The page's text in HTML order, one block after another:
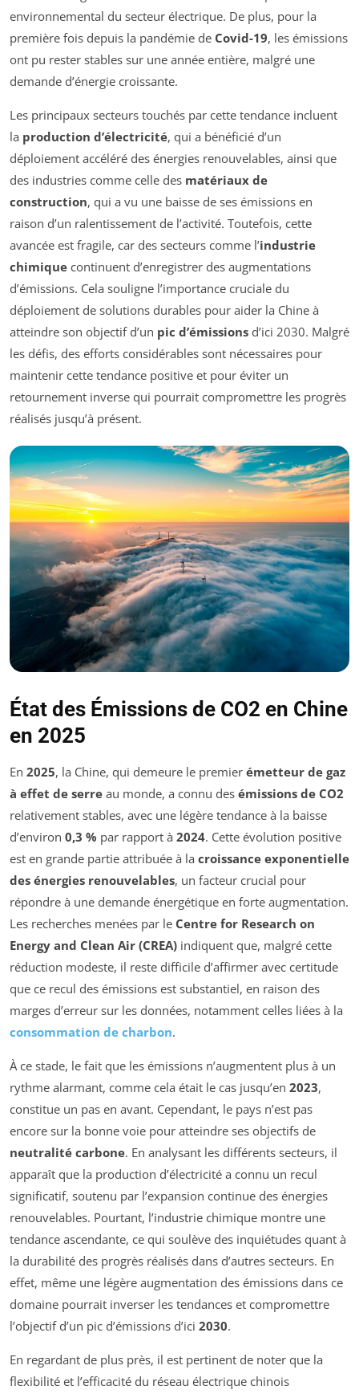
environnemental du secteur électrique. De plus, pour la
première fois depuis la pandémie de Covid-19, les émissions
ont pu rester stables sur une année entière, malgré une
demande d’énergie croissante.
Les principaux secteurs touchés par cette tendance incluent
la production d’électricité, qui a bénéficié d’un
déploiement accéléré des énergies renouvelables, ainsi que
des industries comme celle des matériaux de
construction, qui a vu une baisse de ses émissions en
raison d’un ralentissement de l’activité. Toutefois, cette
avancée est fragile, car des secteurs comme l’industrie
chimique continuent d’enregistrer des augmentations
d’émissions. Cela souligne l’importance cruciale du
déploiement de solutions durables pour aider la Chine à
atteindre son objectif d’un pic d’émissions d’ici 2030. Malgré
les défis, des efforts considérables sont nécessaires pour
maintenir cette tendance positive et pour éviter un
retournement inverse qui pourrait compromettre les progrès
réalisés jusqu’à présent.
État des Émissions de CO2 en Chine
en 2025
En 2025, la Chine, qui demeure le premier émetteur de gaz
à effet de serre au monde, a connu des émissions de CO2
relativement stables, avec une légère tendance à la baisse
d’environ 0,3 % par rapport à 2024. Cette évolution positive
est en grande partie attribuée à la croissance exponentielle
des énergies renouvelables, un facteur crucial pour
répondre à une demande énergétique en forte augmentation.
Les recherches menées par le Centre for Research on
Energy and Clean Air (CREA) indiquent que, malgré cette
réduction modeste, il reste difficile d’affirmer avec certitude
que ce recul des émissions est substantiel, en raison des
marges d’erreur sur les données, notamment celles liées à la
consommation de charbon.
À ce stade, le fait que les émissions n’augmentent plus à un
rythme alarmant, comme cela était le cas jusqu’en 2023,
constitue un pas en avant. Cependant, le pays n’est pas
encore sur la bonne voie pour atteindre ses objectifs de
neutralité carbone. En analysant les différents secteurs, il
apparaît que la production d’électricité a connu un recul
significatif, soutenu par l’expansion continue des énergies
renouvelables. Pourtant, l’industrie chimique montre une
tendance ascendante, ce qui soulève des inquiétudes quant à
la durabilité des progrès réalisés dans d’autres secteurs. En
effet, même une légère augmentation des émissions dans ce
domaine pourrait inverser les tendances et compromettre
l’objectif d’un pic d’émissions d’ici 2030.
En regardant de plus près, il est pertinent de noter que la
flexibilité et l’efficacité du réseau électrique chinois